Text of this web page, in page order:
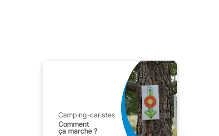
Camping-caristes
Comment
ça marche ?